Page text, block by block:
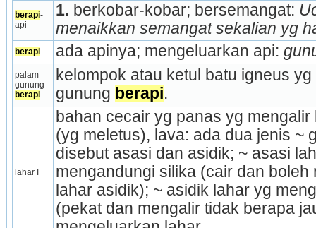
berapi-
api
1. berkobar-kobar; bersemangat:
menaikkan semangat sekalian yg
berapi ada apinya; mengeluarkan api:
palam
berapi
kelompok atau ketul batu igneus
gunung berapi.
lahar I
bahan cecair yg panas yg
(yg meletus), lava: ada dua jenis ~
disebut asasi dan asidik; ~ asasi
mengandungi silika (cair dan boleh
lahar asidik); ~ asidik lahar yg
(pekat dan me­ngalir tidak berapa